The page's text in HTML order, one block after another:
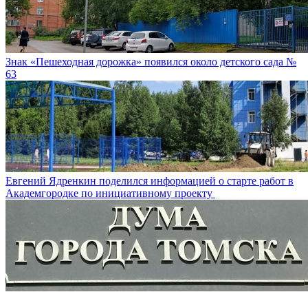
Знак «Пешеходная дорожка» появился около детского сада №
63
Евгений Ядренкин поделился информацией о старте работ в
Академгородке по инициативному проекту